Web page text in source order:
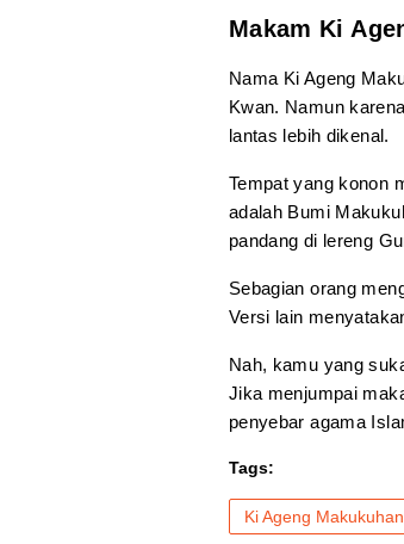
Makam Ki
Nama Ki Ageng
Kwan. Namun
lantas lebih dikenal.
Tempat yang konon
adalah Bumi
pandang di lereng
Sebagian orang
Versi lain
Nah, kamu yang
Jika menjumpai
penyebar agama
Tags:
Ki Ageng Makukuhan